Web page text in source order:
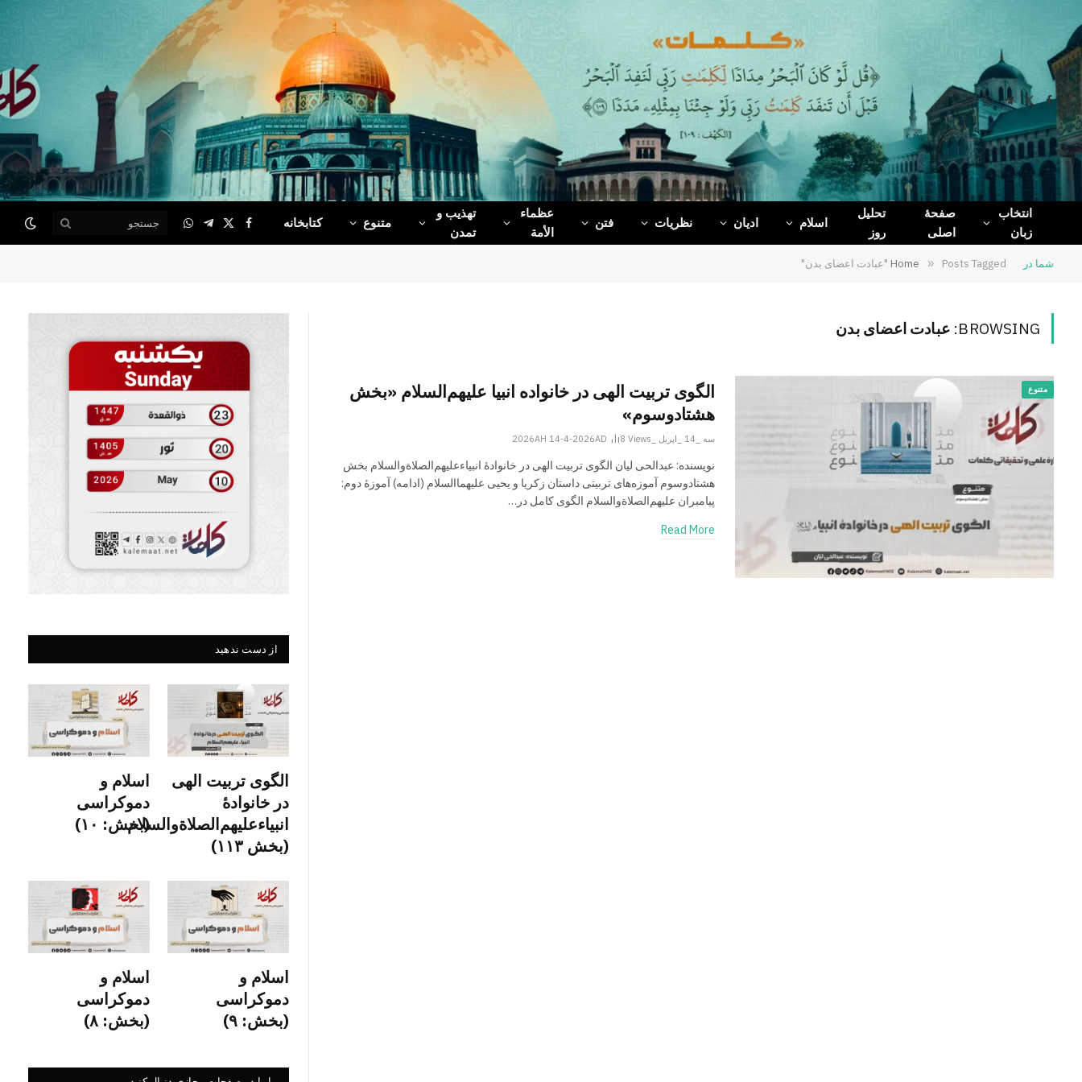
Facebook
X
(Twitter)
Telegram
WhatsApp
انتخاب
زبان
صفحۀ
اصلی
تحلیل
روز
اسلام ادیان نظریات فتن
عظماء‌
الأمة
تهذیب و
تمدن
متنوع کتابخانه Facebook
X
(Twitter)
Telegram
WhatsApp
شما در Home » Posts Tagged "عبادت اعضای بدن"
BROWSING: عبادت اعضای بدن
متنوع
الگوی تربیت الهی در خانواده انبیا‌‌ علیهم‌السلام «بخش
هشتادوسوم»
سه _14 _اپریل _2026AH 14-4-2026AD 8Views
نویسنده: عبدالحی لیان الگوی تربیت الهی در خانوادۀ انبیاءعلیهم‌الصلاةو‌السلام بخش
هشتادوسوم آموزه‌های تربیتی داستان زکریا و یحیی علیهماالسلام (ادامه) آموزۀ دوم:
پیامبران علیهم‌الصلاةوالسلام الگوی کامل در…
Read More
از دست ندهید
الگوی تربیت الهی
در خانوادۀ
انبیاءعلیهم‌الصلاةو‌السلام
(بخش ۱۱۳)
اسلام و
دموکراسی
(بخش: ۱۰)
اسلام و
دموکراسی
(بخش: ۹)
اسلام و
دموکراسی
(بخش: ۸)